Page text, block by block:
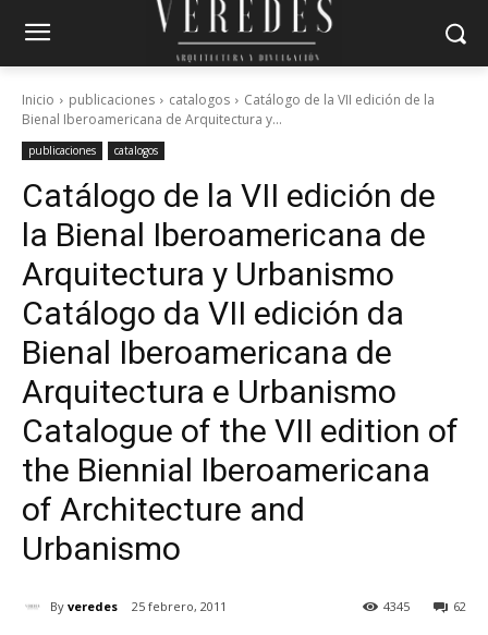
Inicio publicaciones catalogos
Catálogo de la VII edición de la
Bienal Iberoamericana de Arquitectura y...
publicaciones catalogos
Catálogo de la VII edición de
la Bienal Iberoamericana de
Arquitectura y Urbanismo
Catálogo da VII edición da
Bienal Iberoamericana de
Arquitectura e Urbanismo
Catalogue of the VII edition of
the Biennial Iberoamericana
of Architecture and
Urbanismo
By veredes 25 febrero, 2011 62
4345